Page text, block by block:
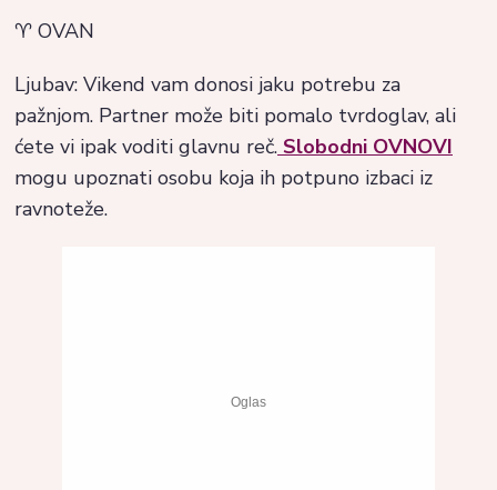
♈ OVAN
Ljubav: Vikend vam donosi jaku potrebu za
pažnjom. Partner može biti pomalo tvrdoglav, ali
ćete vi ipak voditi glavnu reč. Slobodni OVNOVI
mogu upoznati osobu koja ih potpuno izbaci iz
ravnoteže.